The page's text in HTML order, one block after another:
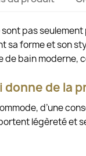
pas
sa forme et son
de bain moderne,
donne de la
d’une
légèreté et